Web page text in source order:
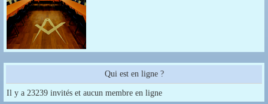
Qui est en ligne ?
Il y a 23239 invités et aucun membre en ligne